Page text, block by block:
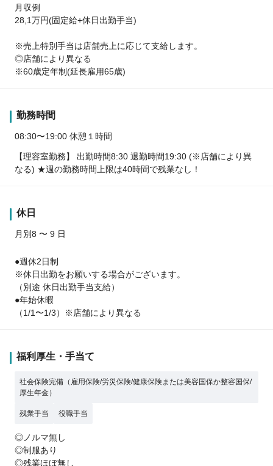
月収例
28,1万円(固定給+休日出勤手当)
※売上特別手当は店舗売上に応じて支給します。
◎店舗により異なる
※60歳定年制(延長雇用65歳)
勤務時間
08:30〜19:00 休憩１時間
【理容室勤務】 出勤時間8:30 退勤時間19:30 (※店舗により異
なる) ★週の勤務時間上限は40時間で残業なし！
休日
月別8 〜 9 日
●週休2日制
※休日出勤をお願いする場合がございます。
（別途 休日出勤手当支給）
●年始休暇
（1/1〜1/3）※店舗により異なる
福利厚生・手当て
社会保険完備（雇用保険/労災保険/健康保険または美容国保か整容国保/
厚生年金）
残業手当 役職手当
◎ノルマ無し
◎制服あり
◎残業ほぼ無し